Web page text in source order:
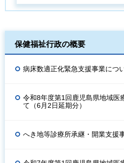
保健福祉行政の概要
病床数適正化緊急支援事業につ
令和8年度第1回鹿児島県地域医
て（6月2日延期分）
へき地等診療所承継・開業支援